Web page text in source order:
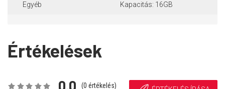
Egyéb Kapacitás: 16GB
Értékelések
(0 értékelés)